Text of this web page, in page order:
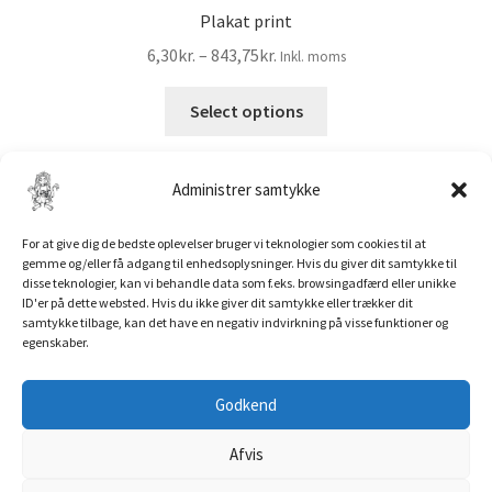
Administrer samtykke
For at give dig de bedste oplevelser bruger vi teknologier som cookies til at
gemme og/eller få adgang til enhedsoplysninger. Hvis du giver dit samtykke til
disse teknologier, kan vi behandle data som f.eks. browsingadfærd eller unikke
ID'er på dette websted. Hvis du ikke giver dit samtykke eller trækker dit
samtykke tilbage, kan det have en negativ indvirkning på visse funktioner og
egenskaber.
Godkend
Afvis
Plakat print
6,30kr. – 843,75kr. Prisinterval:
til
Inkl. moms
Select options
Mulighederne
kan
vælges
på
Privatlivspolitik
Troldeprint
salg@troldeprint.dk
93 87 65 38